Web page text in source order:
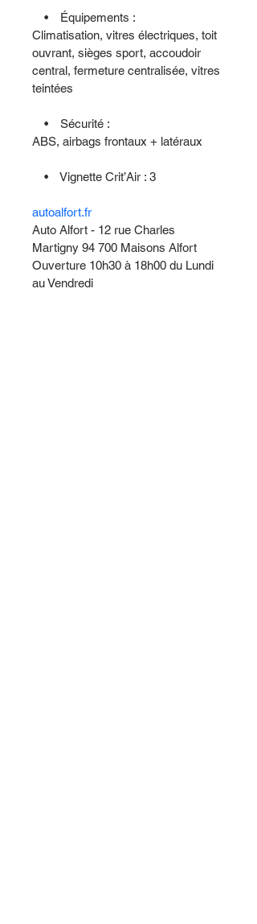
• Équipements :
Climatisation, vitres électriques, toit
ouvrant, sièges sport, accoudoir
central, fermeture centralisée, vitres
teintées
• Sécurité :
ABS, airbags frontaux + latéraux
• Vignette Crit’Air : 3
autoalfort.fr
Auto Alfort - 12 rue Charles
Martigny 94 700 Maisons Alfort
Ouverture 10h30 à 18h00 du Lundi
au Vendredi